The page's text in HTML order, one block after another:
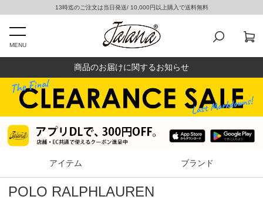
13時迄のご注文は当日発送/ 10,000円以上購入で送料無料
MENU
商品のお届けに関するお知らせ
アイテム ブランド
POLO RALPHLAUREN